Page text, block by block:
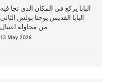
البابا يركع في المكان الذي نجا فيه
البابا القديس يوحنا بولس الثاني
من محاولة اغتيال
13 May 2026